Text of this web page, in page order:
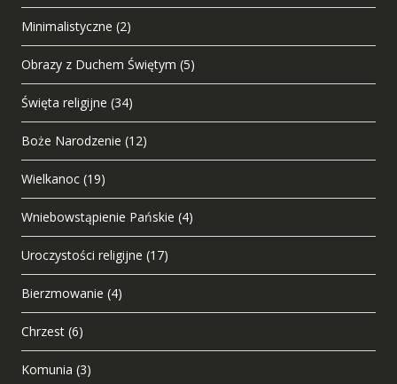
Minimalistyczne (2)
Obrazy z Duchem Świętym (5)
Święta religijne (34)
Boże Narodzenie (12)
Wielkanoc (19)
Wniebowstąpienie Pańskie (4)
Uroczystości religijne (17)
Bierzmowanie (4)
Chrzest (6)
Komunia (3)